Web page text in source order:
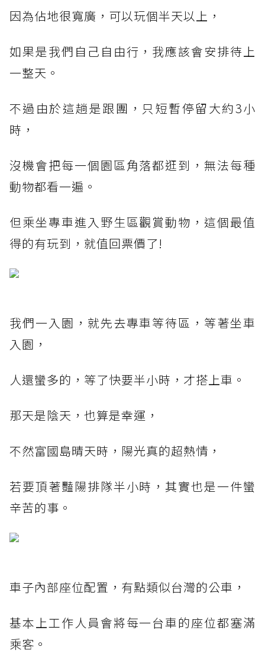
因為佔地很寬廣，可以玩個半天以上，
如果是我們自己自由行，我應該會安排待上
一整天。
不過由於這趟是跟團，只短暫停留大約3小
時，
沒機會把每一個園區角落都逛到，無法每種
動物都看一遍。
但乘坐專車進入野生區觀賞動物，這個最值
得的有玩到，就值回票價了!
我們一入園，就先去專車等待區，等著坐車
入園，
人還蠻多的，等了快要半小時，才搭上車。
那天是陰天，也算是幸運，
不然富國島晴天時，陽光真的超熱情，
若要頂著豔陽排隊半小時，其實也是一件蠻
辛苦的事。
車子內部座位配置，有點類似台灣的公車，
基本上工作人員會將每一台車的座位都塞滿
乘客。